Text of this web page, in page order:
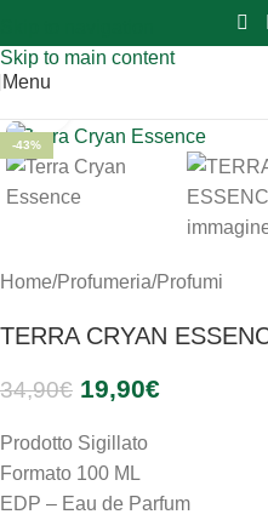
Skip to main content
Sei hai domande contattaci
Menu
-43%
Home/Profumeria/Profumi
TERRA CRYAN
34,90€ 19,90€
Prodotto Sigillato
Formato 100 ML
EDP – Eau de Parfum